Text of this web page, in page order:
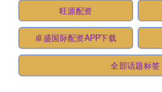
旺源配资
卓盛国际配资APP下载
全部话题标签